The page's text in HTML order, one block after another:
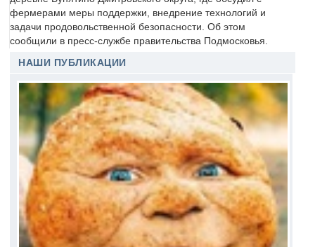
фермерами меры поддержки, внедрение технологий и
задачи продовольственной безопасности. Об этом
сообщили в пресс-службе правительства Подмосковья.
НАШИ ПУБЛИКАЦИИ